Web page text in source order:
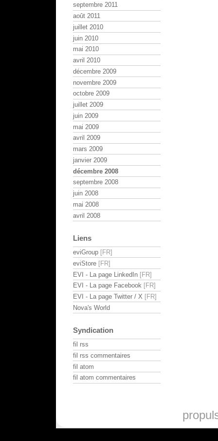
septembre 2011
août 2011
juillet 2010
juin 2010
mai 2010
avril 2010
décembre 2009
novembre 2009
octobre 2009
juillet 2009
juin 2009
mai 2009
avril 2009
mars 2009
janvier 2009
décembre 2008
septembre 2008
juin 2008
mai 2008
avril 2008
Liens
eviGroup
eviStore
EVI - La page LinkedIn
EVI - La page Facebook
EVI - La page Twitter / X
Nova's World
Syndication
fil rss
fil rss commentaires
fil atom
fil atom commentaires